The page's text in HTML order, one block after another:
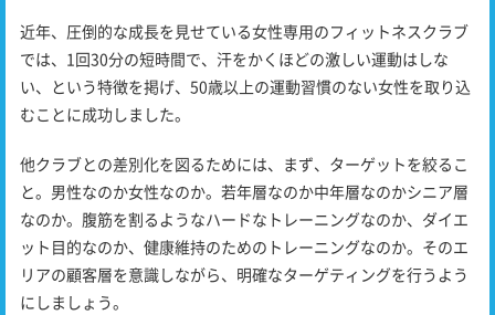
近年、圧倒的な成長を見せている女性専用のフィットネスクラブ
では、1回30分の短時間で、汗をかくほどの激しい運動はしな
い、という特徴を掲げ、50歳以上の運動習慣のない女性を取り込
むことに成功しました。
他クラブとの差別化を図るためには、まず、ターゲットを絞るこ
と。男性なのか女性なのか。若年層なのか中年層なのかシニア層
なのか。腹筋を割るようなハードなトレーニングなのか、ダイエ
ット目的なのか、健康維持のためのトレーニングなのか。そのエ
リアの顧客層を意識しながら、明確なターゲティングを行うよう
にしましょう。